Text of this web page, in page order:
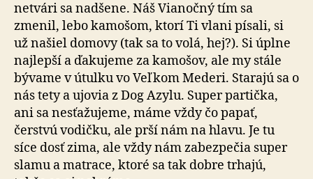
netvári sa nadšene. Náš Vianočný tím sa
zmenil, lebo kamošom, ktorí Ti vlani písali, si
už našiel domovy (tak sa to volá, hej?). Si úplne
najlepší a ďakujeme za kamošov, ale my stále
bývame v útulku vo Veľkom Mederi. Starajú sa o
nás tety a ujovia z Dog Azylu. Super partička,
ani sa nesťažujeme, máme vždy čo papať,
čerstvú vodičku, ale prší nám na hlavu. Je tu
síce dosť zima, ale vždy nám zabezpečia super
slamu a matrace, ktoré sa tak dobre trhajú,